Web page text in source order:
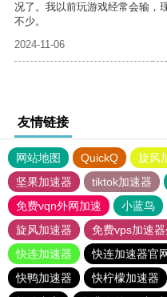
况了。我以前玩游戏经常会输，
不少。
2024-11-06
友情链接
网站地图 QuickQ 旋风
坚果加速器
tiktok加速器
免费vqn外网加速
小蓝鸟
旋风加速器
免费vps加速
快连加速器
快连加速器官
快鸭加速器
快柠檬加速器